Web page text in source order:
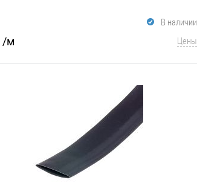
В наличии
/м Цены
Сравнение